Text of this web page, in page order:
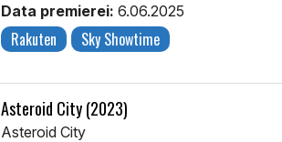
Data premierei: 6.06.2025
Rakuten Sky Showtime
Asteroid City (2023)
Asteroid City